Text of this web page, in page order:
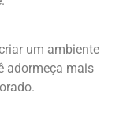
um ambiente
adormeça mais